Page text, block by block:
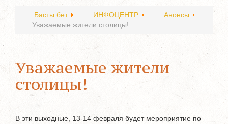
Басты бет ИНФОЦЕНТР
Анонсы
Уважаемые жители столицы!
Уважаемые жители
столицы!
В эти выходные, 13-14 февраля будет мероприятие по